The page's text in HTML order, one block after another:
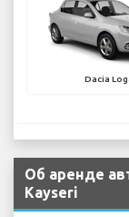
Dacia
Об аренде
Kayseri